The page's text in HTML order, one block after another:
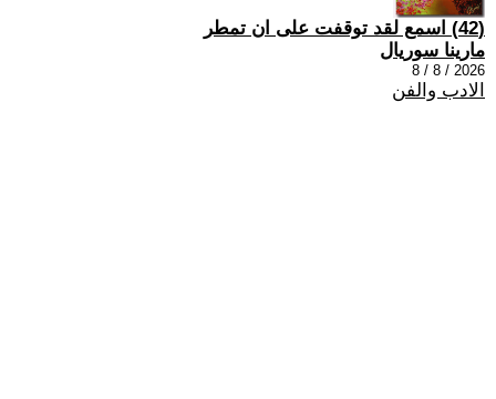
(42) اسمع لقد توقفت على ان تمطر
مارينا سوريال
2026 / 8 / 8
الادب والفن